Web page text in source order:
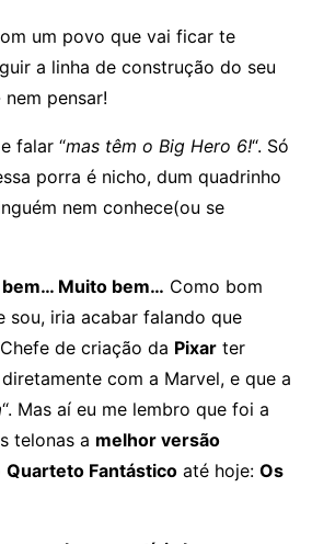
um povo que vai ficar te
a linha de construção do seu
pensar!
falar “mas têm o Big Hero 6!“. Só
porra é nicho, dum quadrinho
nem conhece(ou se
Muito bem… Como bom
sou, iria acabar falando que
de criação da Pixar ter
com a Marvel, e que a
“. Mas aí eu me lembro que foi a
telonas a melhor versão
Quarteto Fantástico até hoje: Os